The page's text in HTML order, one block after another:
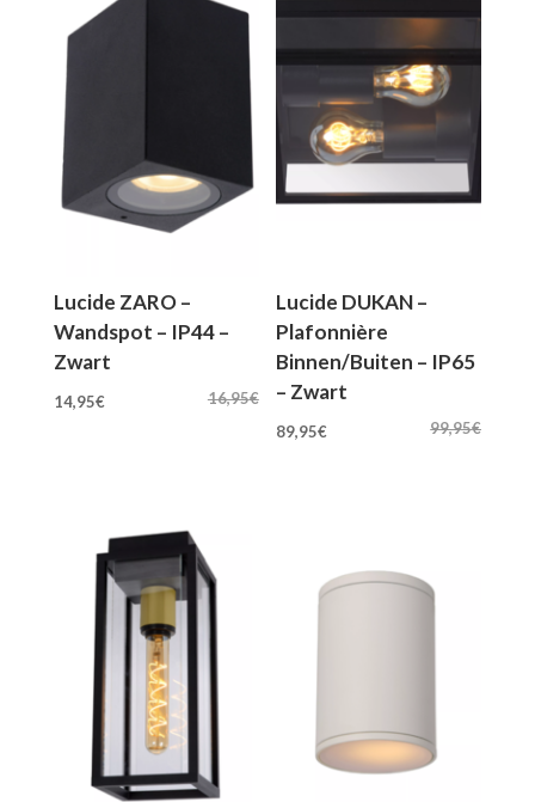
Lucide ZARO –
Wandspot – IP44 –
Zwart
16,95€
Oorspronkelijke
14,95€Huidige
Lucide DUKAN –
Plafonnière
Binnen/Buiten – IP65
– Zwart
99,95€
Oorspronkelijke
89,95€